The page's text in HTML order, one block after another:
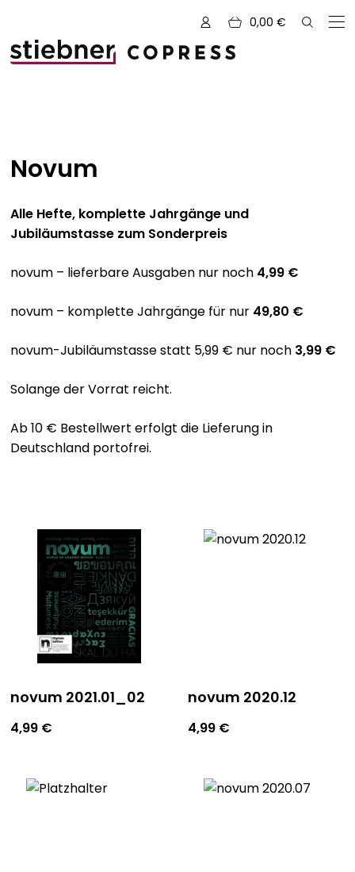
0,00 €
Alle Bücher
Neue Bücher
Kreativ mit Garn
Nähen und Fashion
Zeichnen, Gestalten & Design
Bavarica & Karikaturen
NOVUM
Novum
Alle Hefte, komplette Jahrgänge und
Jubiläumstasse zum Sonderpreis
novum – lieferbare Ausgaben nur noch 4,99 €
novum – komplette Jahrgänge für nur 49,80 €
novum-Jubiläumstasse statt 5,99 € nur noch 3,99 €
Solange der Vorrat reicht.
Ab 10 € Bestellwert erfolgt die Lieferung in
Deutschland portofrei.
novum 2021.01_02
4,99 €
novum 2020.12
4,99 €